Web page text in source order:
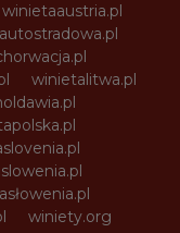
winietaaustria.pl
winietalitwa.pl
winiety.org